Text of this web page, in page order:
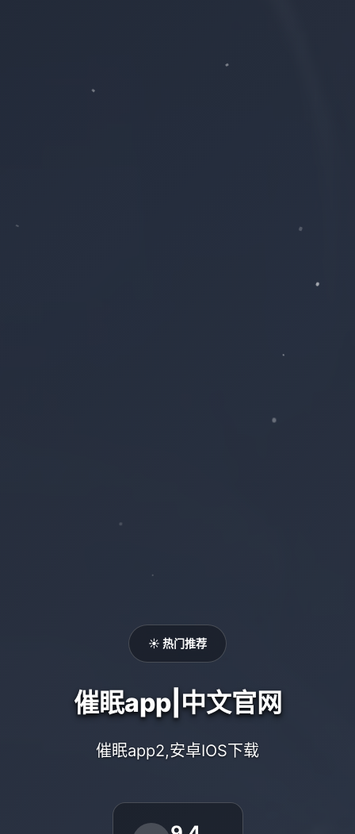
☀️ 热门推荐
催眠app|中文官网
催眠app2,安卓IOS下载